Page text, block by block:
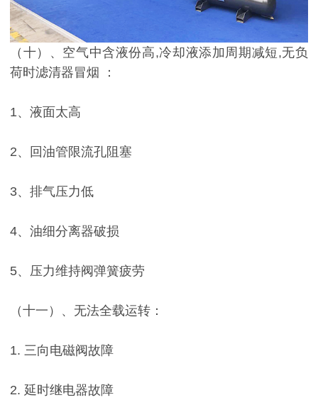
（十）、空气中含液份高,冷却液添加周期减短,无负
荷时滤清器冒烟 ：
1、液面太高
2、回油管限流孔阻塞
3、排气压力低
4、油细分离器破损
5、压力维持阀弹簧疲劳
（十一）、无法全载运转：
1. 三向电磁阀故障
2. 延时继电器故障